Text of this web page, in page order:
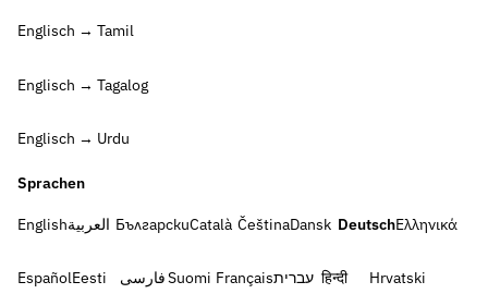
Englisch → Tamil
Englisch → Tagalog
Englisch → Urdu
Sprachen
Englishالعربية БългарскиCatalà ČeštinaDansk DeutschΕλληνικά
EspañolEesti فارسیSuomi Françaisעברית हिन्दी Hrvatski